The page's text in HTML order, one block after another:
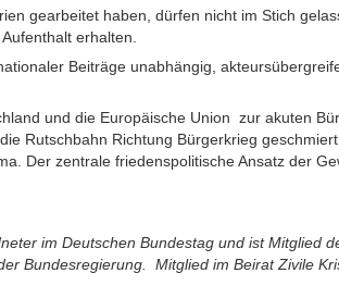
gearbeitet haben, dürfen nicht im Stich
erhalten.
Beiträge unabhängig,
und die Europäische Union zur akuten
Rutschbahn Richtung Bürgerkrieg
Der zentrale friedenspolitische Ansatz der
im Deutschen Bundestag und ist Mitglied
Bundesregierung. Mitglied im Beirat Zivile